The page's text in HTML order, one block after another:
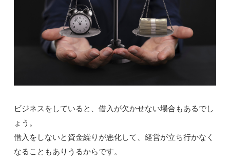
ビジネスをしていると、借入が欠かせない場合もあるでし
ょう。
借入をしないと資金繰りが悪化して、経営が立ち行かなく
なることもありうるからです。